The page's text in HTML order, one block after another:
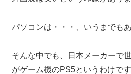
パソコンは・・・、いうまでもあ
そんな中でも、日本メーカーで
がゲーム機のPS5というわけです